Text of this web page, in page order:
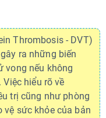
Thrombosis - DVT)
ra những biến
vong nếu không
hiểu rõ về
trị cũng như phòng
vệ sức khỏe của bản